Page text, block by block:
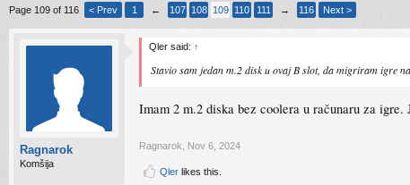
Page 109 of 116 < Prev 1 ← 107 108 109 110 111 → 116 Next >
Ragnarok
Komšija
Qler said: ↑
Stavio sam jedan m.2 disk u ovaj B slot, da migriram igre
Imam 2 m.2 diska bez coolera u računaru za
Ragnarok Nov 6, 2024
Qler likes this.